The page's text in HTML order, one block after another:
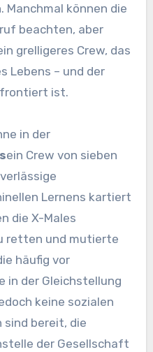
Manchmal können die
beachten, aber
grelligeres Crew, das
Lebens – und der
ist.
in der
ein Crew von sieben
Lernens kartiert
die X-Males
retten und mutierte
häufig vor
in der Gleichstellung
keine sozialen
sind bereit, die
der Gesellschaft